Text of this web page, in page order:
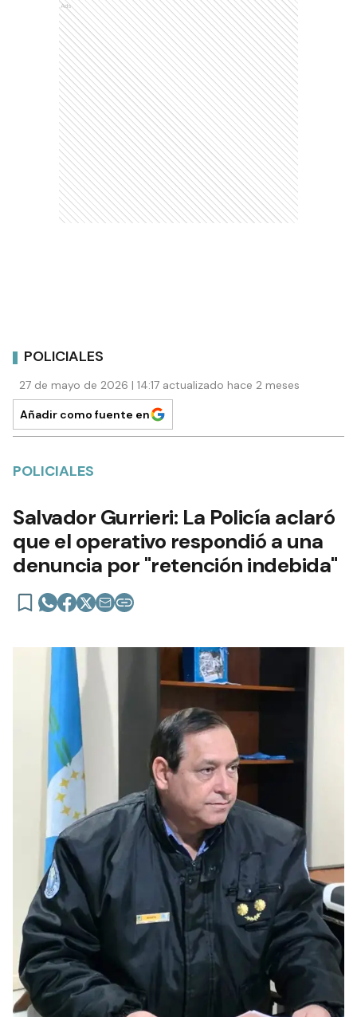
Ads
POLICIALES
27 de mayo de 2026 | 14:17 actualizado hace 2 meses
Añadir como fuente en
POLICIALES
Salvador Gurrieri: La Policía aclaró
que el operativo respondió a una
denuncia por "retención indebida"